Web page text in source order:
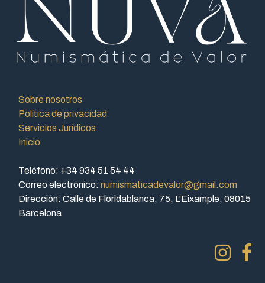
Sobre nosotros
Política de privacidad
Servicios Jurídicos
Inicio
Teléfono: +34 934 51 54 44
Correo electrónico: numismaticadevalor@gmail.com
Dirección: Calle de Floridablanca, 75, L'Eixample, 08015
Barcelona